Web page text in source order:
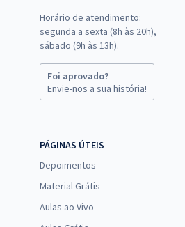
Horário de atendimento:
segunda a sexta (8h às 20h),
sábado (9h às 13h).
Foi aprovado?
Envie-nos a sua história!
PÁGINAS ÚTEIS
Depoimentos
Material Grátis
Aulas ao Vivo